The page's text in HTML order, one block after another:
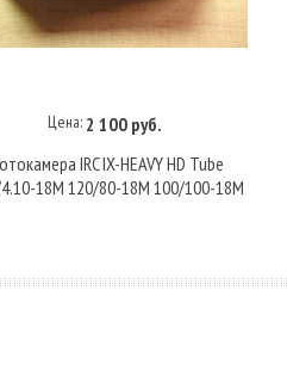
В корзину
Цена: 2 100 руб.
IRC IX-HEAVY HD Tube
18M 120/80-18M 100/100-18M